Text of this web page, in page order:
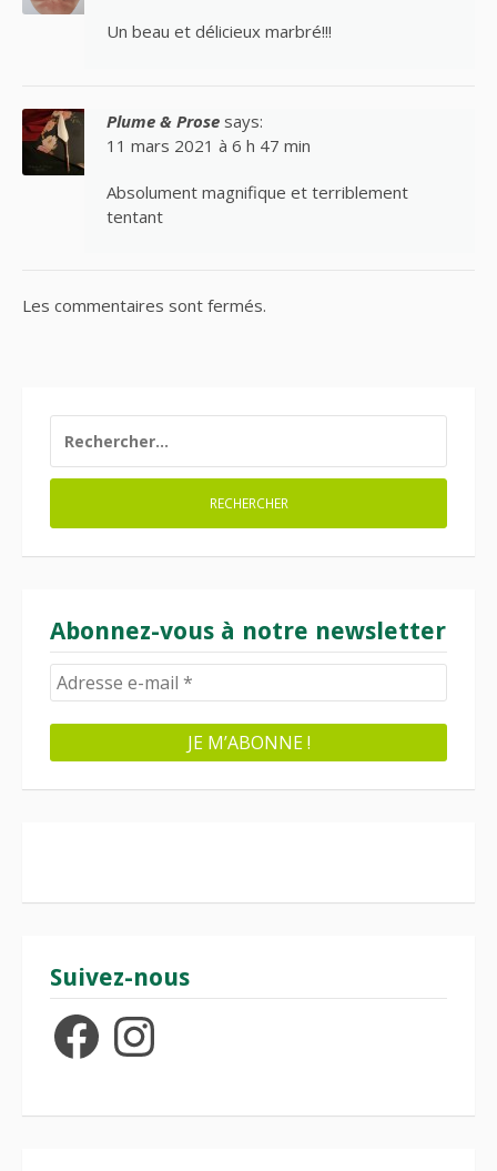
Un beau et délicieux marbré!!!
Plume & Prose says:
11 mars 2021 à 6 h 47 min
Absolument magnifique et terriblement
tentant
Les commentaires sont fermés.
Abonnez-vous à notre newsletter
Suivez-nous
FacebookInstagram